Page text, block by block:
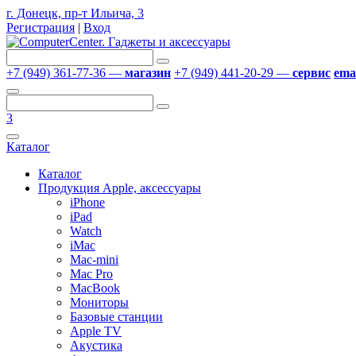
г. Донецк, пр-т Ильича, 3
Регистрация | Вход
+7 (949) 361-77-36 — магазин +7 (949) 441-20-29 — сервис
3
Каталог
Каталог
Продукция Apple, аксессуары
iPhone
iPad
Watch
iMac
Mac-mini
Mac Pro
MacBook
Мониторы
Базовые станции
Apple TV
Акустика